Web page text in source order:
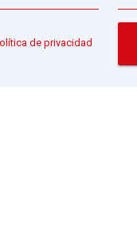
de privacidad